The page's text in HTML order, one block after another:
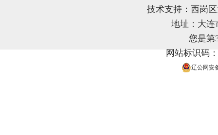
技术支持：西岗
地址：大连
您是第
网站标识码
辽公网安